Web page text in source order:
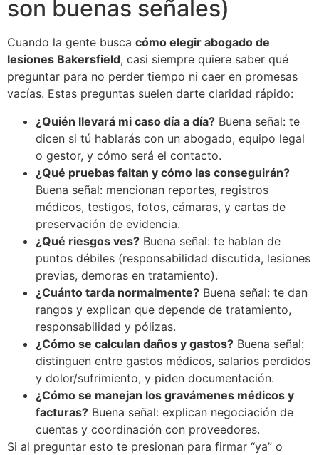
son buenas señales)
Cuando la gente busca cómo elegir abogado de
lesiones Bakersfield, casi siempre quiere saber qué
preguntar para no perder tiempo ni caer en promesas
vacías. Estas preguntas suelen darte claridad rápido:
¿Quién llevará mi caso día a día? Buena señal: te
dicen si tú hablarás con un abogado, equipo legal
o gestor, y cómo será el contacto.
¿Qué pruebas faltan y cómo las conseguirán?
Buena señal: mencionan reportes, registros
médicos, testigos, fotos, cámaras, y cartas de
preservación de evidencia.
¿Qué riesgos ves? Buena señal: te hablan de
puntos débiles (responsabilidad discutida, lesiones
previas, demoras en tratamiento).
¿Cuánto tarda normalmente? Buena señal: te dan
rangos y explican que depende de tratamiento,
responsabilidad y pólizas.
¿Cómo se calculan daños y gastos? Buena señal:
distinguen entre gastos médicos, salarios perdidos
y dolor/sufrimiento, y piden documentación.
¿Cómo se manejan los gravámenes médicos y
facturas? Buena señal: explican negociación de
cuentas y coordinación con proveedores.
Si al preguntar esto te presionan para firmar “ya” o